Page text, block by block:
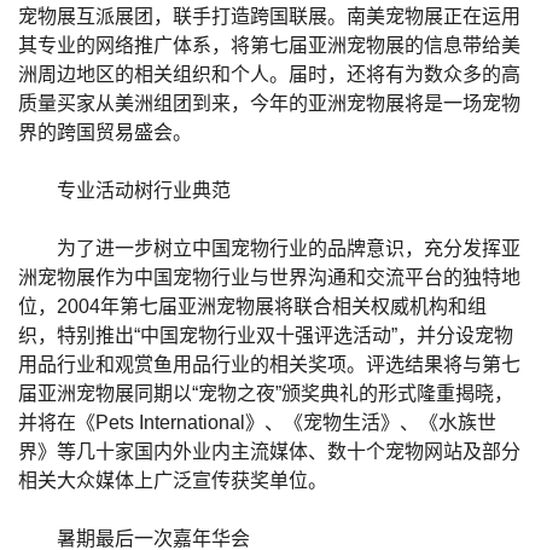
宠物展互派展团，联手打造跨国联展。南美宠物展正在运用
其专业的网络推广体系，将第七届亚洲宠物展的信息带给美
洲周边地区的相关组织和个人。届时，还将有为数众多的高
质量买家从美洲组团到来，今年的亚洲宠物展将是一场宠物
界的跨国贸易盛会。
专业活动树行业典范
为了进一步树立中国宠物行业的品牌意识，充分发挥亚
洲宠物展作为中国宠物行业与世界沟通和交流平台的独特地
位，2004年第七届亚洲宠物展将联合相关权威机构和组
织，特别推出“中国宠物行业双十强评选活动”，并分设宠物
用品行业和观赏鱼用品行业的相关奖项。评选结果将与第七
届亚洲宠物展同期以“宠物之夜”颁奖典礼的形式隆重揭晓，
并将在《Pets International》、《宠物生活》、《水族世
界》等几十家国内外业内主流媒体、数十个宠物网站及部分
相关大众媒体上广泛宣传获奖单位。
暑期最后一次嘉年华会